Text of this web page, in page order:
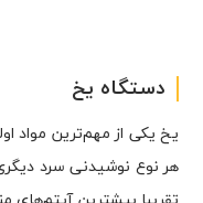
دستگاه یخ
یخ یکی از مهم‌ترین مواد
هر نوع نوشیدنی سرد